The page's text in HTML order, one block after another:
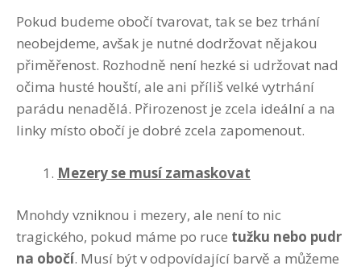
Pokud budeme obočí tvarovat, tak se bez trhání
neobejdeme, avšak je nutné dodržovat nějakou
přiměřenost. Rozhodně není hezké si udržovat nad
očima husté houští, ale ani příliš velké vytrhání
parádu nenadělá. Přirozenost je zcela ideální a na
linky místo obočí je dobré zcela zapomenout.
Mezery se musí zamaskovat
Mnohdy vzniknou i mezery, ale není to nic
tragického, pokud máme po ruce tužku nebo pudr
na obočí. Musí být v odpovídající barvě a můžeme